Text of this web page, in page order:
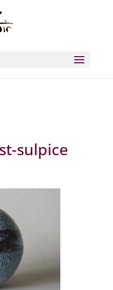
already defined in
sulpice